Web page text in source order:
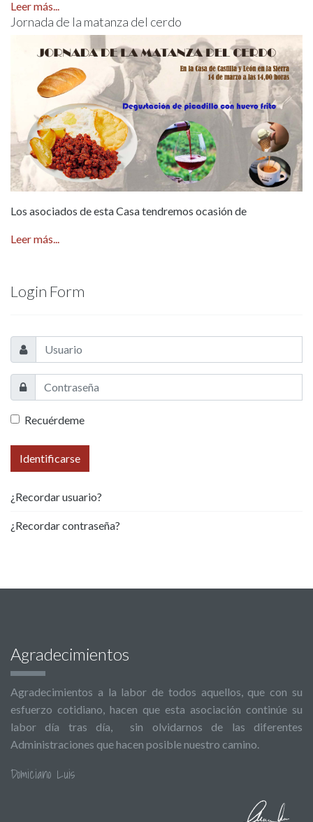
Leer más...
Jornada de la matanza del cerdo
Los asociados de esta Casa tendremos ocasión de
Leer más...
Login Form
Recuérdeme
Identificarse
¿Recordar usuario?
¿Recordar contraseña?
Agradecimientos
Agradecimientos a la labor de todos aquellos, que con su
esfuerzo cotidiano, hacen que esta asociación continúe su
labor día tras día, sin olvidarnos de las diferentes
Administraciones que hacen posible nuestro camino.
Domiciano Luis